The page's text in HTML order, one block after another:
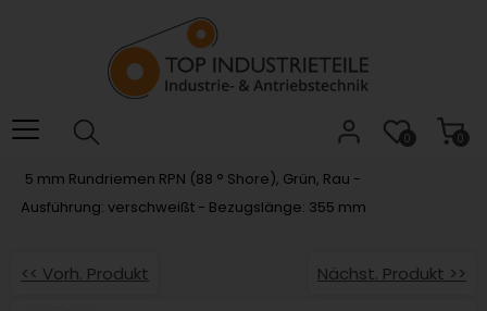
das
Barrierefreiheitsmenü
0
0
5 mm Rundriemen RPN (88 ° Shore), Grün, Rau -
Ausführung: verschweißt - Bezugslänge: 355 mm
<< Vorh. Produkt Nächst. Produkt >>